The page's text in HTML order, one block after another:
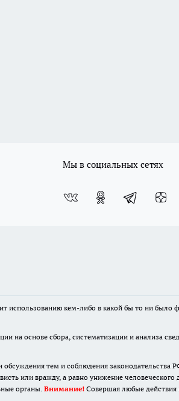
Мы в социальных сетях
использованию кем-либо в какой бы то ни было
основе сбора, систематизации и анализа
тем и соблюдения законодательства
или вражду, а равно унижение человеческого
органы. Внимание! Совершая любые действия